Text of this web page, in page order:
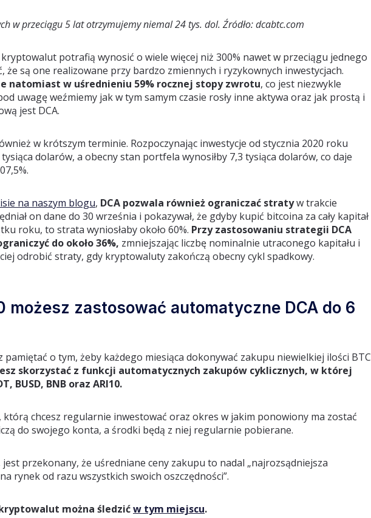
w przeciągu 5 lat otrzymujemy niemal 24 tys. dol. Źródło: dcabtc.com
potrafią wynosić o wiele więcej niż 300% nawet w przeciągu jednego
że są one realizowane przy bardzo zmiennych i ryzykownych inwestycjach.
natomiast w uśrednieniu 59% rocznej stopy zwrotu, co jest niezwykle
uwagę weźmiemy jak w tym samym czasie rosły inne aktywa oraz jak prostą i
jest DCA.
w krótszym terminie. Rozpoczynając inwestycje od stycznia 2020 roku
tysiąca dolarów, a obecny stan portfela wynosiłby 7,3 tysiąca dolarów, co daje
na naszym blogu, DCA pozwala również ograniczać stratyw trakcie
on dane do 30 września i pokazywał, że gdyby kupić bitcoina za cały kapitał
roku, to strata wyniosłaby około 60%. Przy zastosowaniu strategii DCA
do około 36%, zmniejszając liczbę nominalnie utraconego kapitału i
odrobić straty, gdy kryptowaluty zakończą obecny cykl spadkowy.
możesz zastosować automatyczne DCA do 6
pamiętać o tym, żeby każdego miesiąca dokonywać zakupu niewielkiej ilości BTC
skorzystać z funkcji automatycznych zakupów cyklicznych, w której
BUSD, BNB oraz ARI10.
którą chcesz regularnie inwestować oraz okres w jakim ponowiony ma zostać
do swojego konta, a środki będą z niej regularnie pobierane.
przekonany, że uśredniane ceny zakupu to nadal „najrozsądniejsza
rynek od razu wszystkich swoich oszczędności”.
można śledzićw tym miejscu.